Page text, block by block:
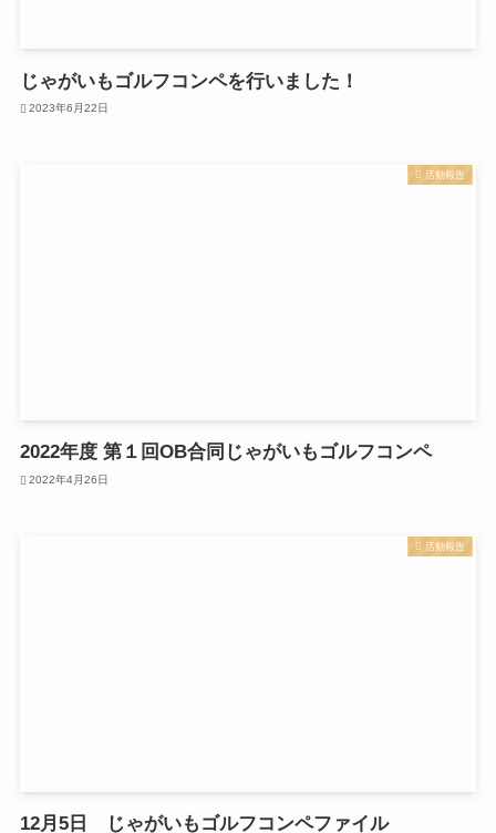
じゃがいもゴルフコンペを行いました！
2023年6月22日
活動報告
2022年度 第１回OB合同じゃがいもゴルフコンペ
2022年4月26日
活動報告
12月5日 じゃがいもゴルフコンペファイル